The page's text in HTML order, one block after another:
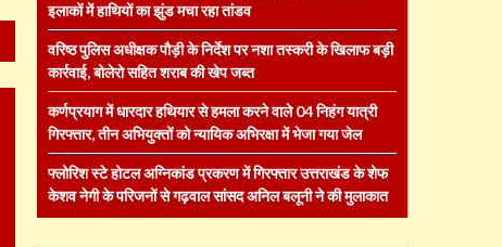
इलाकों में हाथियों का झुंड मचा रहा तांडव
वरिष्ठ पुलिस अधीक्षक पौड़ी के निर्देश पर नशा तस्करी के खिलाफ बड़ी
कार्रवाई, बोलेरो सहित शराब की खेप जब्त
कर्णप्रयाग में धारदार हथियार से हमला करने वाले 04 निहंग यात्री
गिरफ्तार, तीन अभियुक्तों को न्यायिक अभिरक्षा में भेजा गया जेल
फ्लोरिश स्टे होटल अग्निकांड प्रकरण में गिरफ्तार उत्तराखंड के शेफ
केशव नेगी के परिजनों से गढ़वाल सांसद अनिल बलूनी ने की मुलाकात